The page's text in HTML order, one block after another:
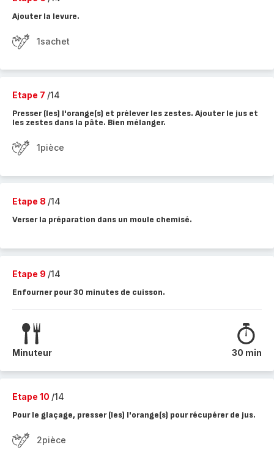
Ajouter la levure.
1sachet
Etape 7 /14
Presser (les) l'orange(s) et prélever les zestes. Ajouter le jus et
les zestes dans la pâte. Bien mélanger.
1pièce
Etape 8 /14
Verser la préparation dans un moule chemisé.
Etape 9 /14
Enfourner pour 30 minutes de cuisson.
Minuteur 30 min
Etape 10 /14
Pour le glaçage, presser (les) l'orange(s) pour récupérer de jus.
2pièce